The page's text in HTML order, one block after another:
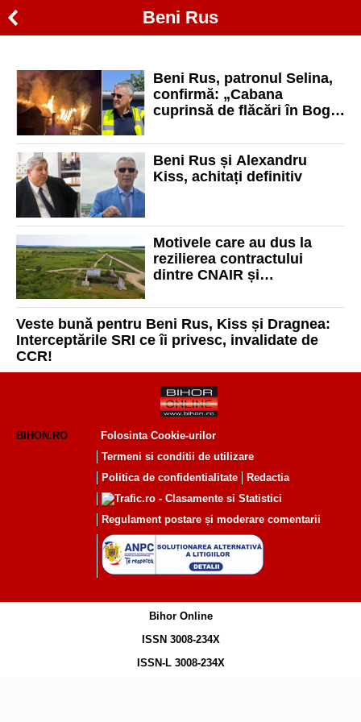
Beni Rus
Beni Rus, patronul Selina,
confirmă: „Cabana
cuprinsă de flăcări în Boga
Beni Rus și Alexandru
Kiss, achitați definitiv
Motivele care au dus la
rezilierea contractului
dintre CNAIR și
pentru tronsonul Chiribiș -
Biharia
Veste bună pentru Beni Rus, Kiss și Dragnea:
Interceptările SRI ce îi privesc, invalidate de
CCR!
BIHON.RO
Folosinta Cookie-urilor
Termeni si conditii de utilizare
Politica de confidentialitate
Redactia
Regulament postare și moderare comentarii
Bihor Online
ISSN 3008-234X
ISSN-L 3008-234X